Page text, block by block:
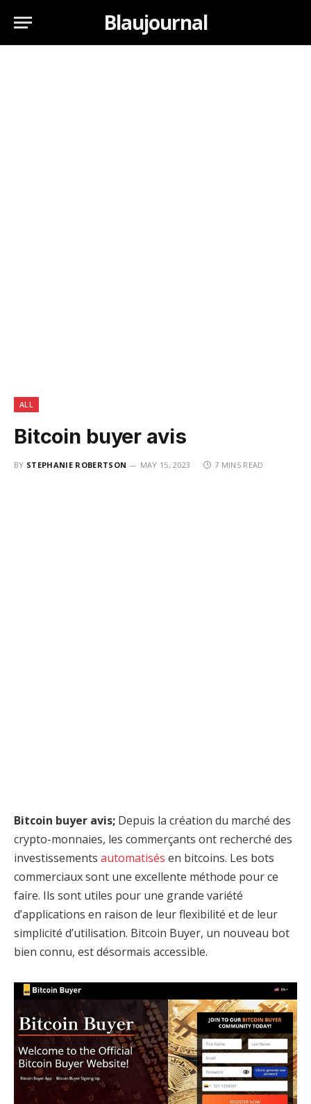
Blaujournal
ALL
Bitcoin buyer avis
BY STEPHANIE ROBERTSON MAY 15, 2023 7 MINS READ
Bitcoin buyer avis; Depuis la création du marché des
crypto-monnaies, les commerçants ont recherché des
investissements automatisés en bitcoins. Les bots
commerciaux sont une excellente méthode pour ce
faire. Ils sont utiles pour une grande variété
d’applications en raison de leur flexibilité et de leur
simplicité d’utilisation. Bitcoin Buyer, un nouveau bot
bien connu, est désormais accessible.